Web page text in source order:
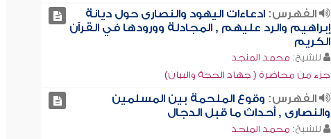
الفهرس: ادعاءات اليهود والنصارى حول ديانة
إبراهيم والرد عليهم , المجادلة وورودها في القرآن
الكريم
للشيخ: محمد المنجد
جزء من محاضرة ( جهاد الحجة والبيان)
الفهرس: وقوع الملحمة بين المسلمين
والنصارى , أحداث ما قبل الدجال
للشيخ: محمد المنجد